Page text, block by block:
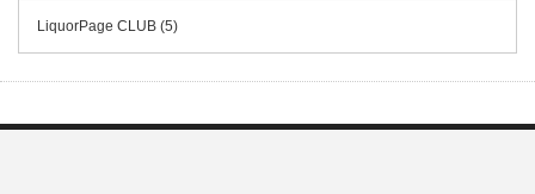
LiquorPage CLUB (5)